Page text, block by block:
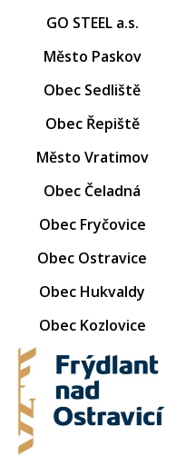
GO STEEL a.s.
Město Paskov
Obec Sedliště
Obec Řepiště
Město Vratimov
Obec Čeladná
Obec Fryčovice
Obec Ostravice
Obec Hukvaldy
Obec Kozlovice